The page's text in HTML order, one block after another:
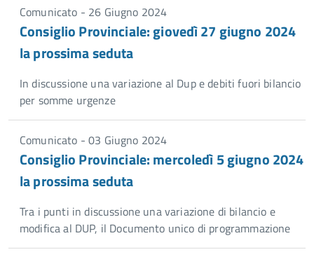
Comunicato - 26 Giugno 2024
Consiglio Provinciale: giovedì 27 giugno 2024
la prossima seduta
In discussione una variazione al Dup e debiti fuori bilancio
per somme urgenze
Comunicato - 03 Giugno 2024
Consiglio Provinciale: mercoledì 5 giugno 2024
la prossima seduta
Tra i punti in discussione una variazione di bilancio e
modifica al DUP, il Documento unico di programmazione